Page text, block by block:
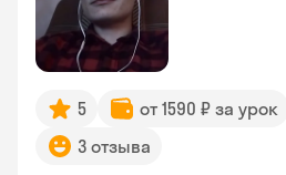
5 от 1590 ₽ за урок
3 отзыва